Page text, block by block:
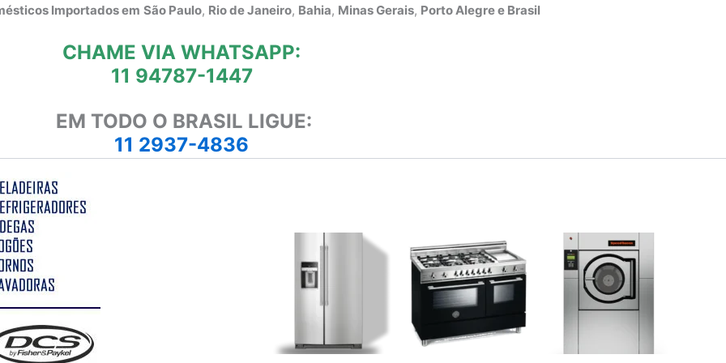
Importados em São Paulo, Rio de Janeiro, Bahia, Minas Gerais, Porto Alegre e Brasil
CHAME VIA WHATSAPP:
11 94787-1447
EM TODO O BRASIL LIGUE:
11 2937-4836